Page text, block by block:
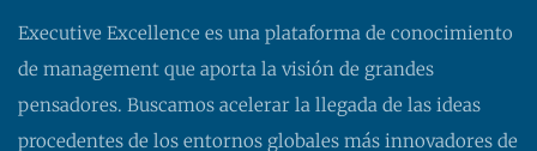
Executive Excellence es una plataforma de conocimiento
de management que aporta la visión de grandes
pensadores. Buscamos acelerar la llegada de las ideas
procedentes de los entornos globales más innovadores de